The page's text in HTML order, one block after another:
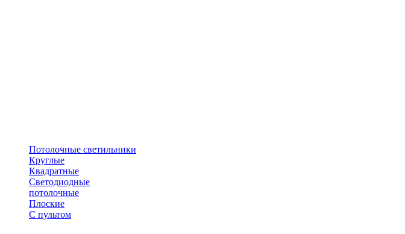
Потолочные светильники
Круглые
Квадратные
Светодиодные
потолочные
Плоские
С пультом